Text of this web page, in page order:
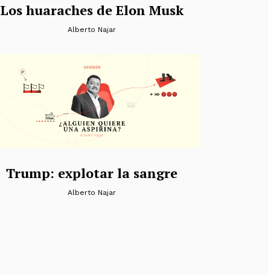
Los huaraches de Elon Musk
Alberto Najar
Trump: explotar la sangre
Alberto Najar